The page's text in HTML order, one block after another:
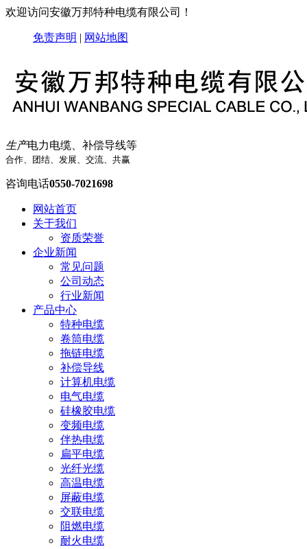
欢迎访问安徽万邦特种电缆有限公司！
免责声明 | 网站地图
生产电力电缆、补偿导线等
合作、团结、发展、交流、共赢
咨询电话0550-7021698
网站首页
关于我们
资质荣誉
企业新闻
常见问题
公司动态
行业新闻
产品中心
特种电缆
卷筒电缆
拖链电缆
补偿导线
计算机电缆
电气电缆
硅橡胶电缆
变频电缆
伴热电缆
扁平电缆
光纤光缆
高温电缆
屏蔽电缆
交联电缆
阻燃电缆
耐火电缆